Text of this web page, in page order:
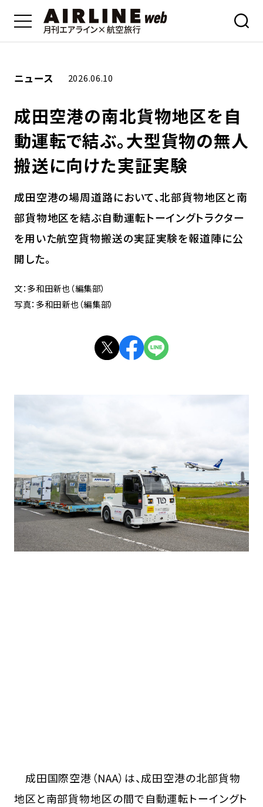
ニュース 2026.06.10
成田空港の南北貨物地区を自
動運転で結ぶ。大型貨物の無人
搬送に向けた実証実験
成田空港の場周道路において、北部貨物地区と南
部貨物地区を結ぶ自動運転トーイングトラクター
を用いた航空貨物搬送の実証実験を報道陣に公
開した。
文：多和田新也（編集部）
写真：多和田新也（編集部）
成田国際空港（NAA）は、成田空港の北部貨物
地区と南部貨物地区の間で自動運転トーイングト